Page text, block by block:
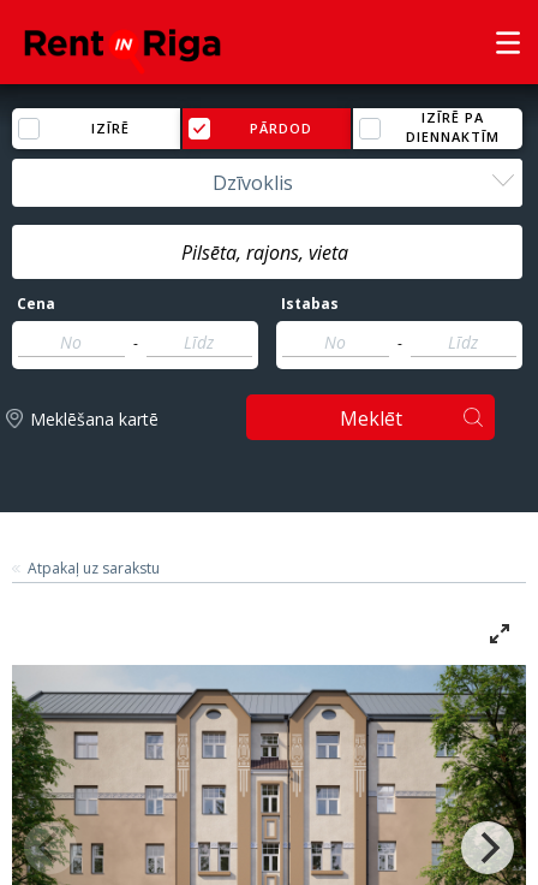
IZĪRĒ PĀRDOD
IZĪRĒ PA
DIENNAKTĪM
Dzīvoklis
Cena
-
Istabas
-
Meklēšana kartē Meklēt
Atpakaļ uz sarakstu